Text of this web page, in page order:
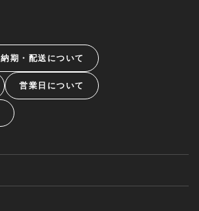
納期・配送について
営業日について